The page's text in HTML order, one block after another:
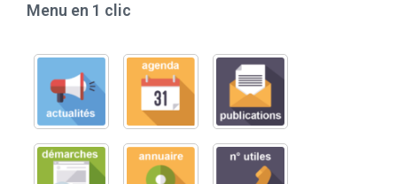
Menu en 1 clic